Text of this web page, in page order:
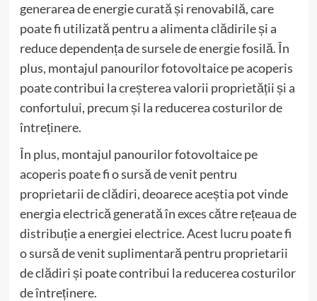
generarea de energie curată și renovabilă, care
poate fi utilizată pentru a alimenta clădirile și a
reduce dependența de sursele de energie fosilă. În
plus, montajul panourilor fotovoltaice pe acoperis
poate contribui la creșterea valorii proprietății și a
confortului, precum și la reducerea costurilor de
întreținere.
În plus, montajul panourilor fotovoltaice pe
acoperis poate fi o sursă de venit pentru
proprietarii de clădiri, deoarece aceștia pot vinde
energia electrică generată în exces către rețeaua de
distribuție a energiei electrice. Acest lucru poate fi
o sursă de venit suplimentară pentru proprietarii
de clădiri și poate contribui la reducerea costurilor
de întreținere.